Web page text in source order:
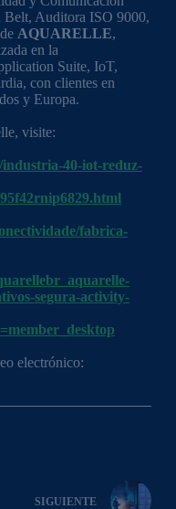
Belt, Auditora ISO 9000,
AQUARELLE,
en la
Suite, IoT,
con clientes en
y Europa.
visite:
40-iot-reduz-
fabrica-
segura-activity-
electrónico:
SIGUIENTE